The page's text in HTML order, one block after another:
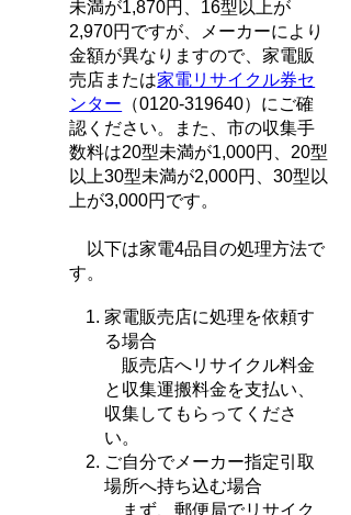
未満が1,870円、16型以上が
2,970円ですが、メーカーにより
金額が異なりますので、家電販
売店または家電リサイクル券セ
ンター （0120-319640）にご確
認ください。また、市の収集手
数料は20型未満が1,000円、20型
以上30型未満が2,000円、30型以
上が3,000円です。
以下は家電4品目の処理方法で
す。
家電販売店に処理を依頼す
る場合
販売店へリサイクル料金
と収集運搬料金を支払い、
収集してもらってくださ
い。
ご自分でメーカー指定引取
場所へ持ち込む場合
まず、郵便局でリサイク